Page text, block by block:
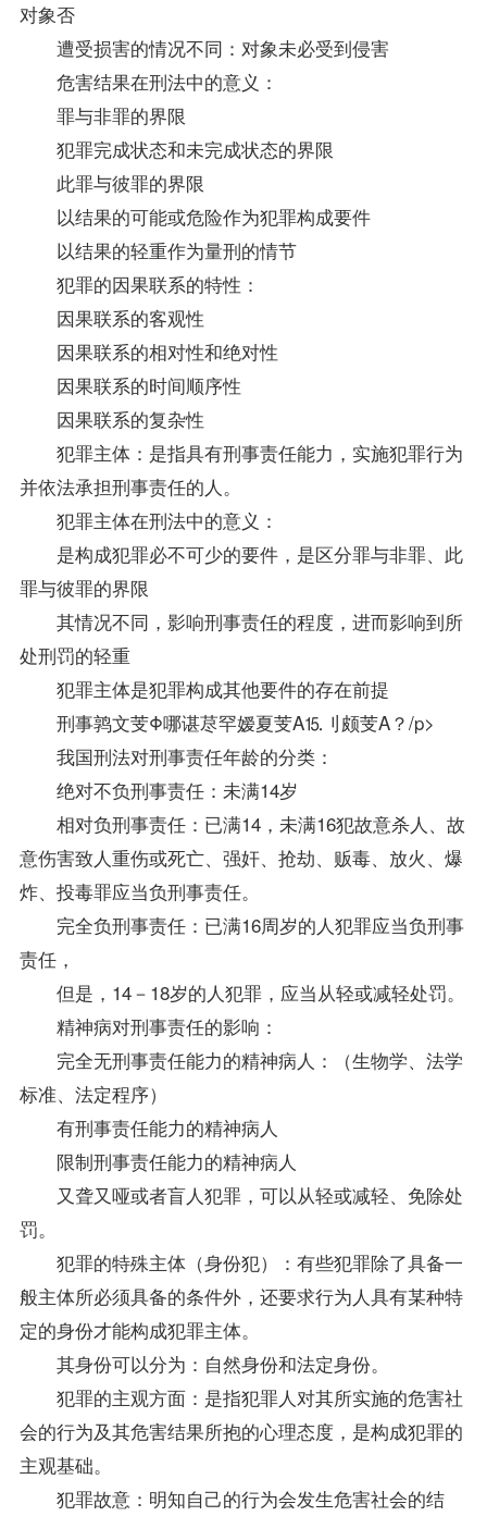
对象否
遭受损害的情况不同：对象未必受到侵害
危害结果在刑法中的意义：
罪与非罪的界限
犯罪完成状态和未完成状态的界限
此罪与彼罪的界限
以结果的可能或危险作为犯罪构成要件
以结果的轻重作为量刑的情节
犯罪的因果联系的特性：
因果联系的客观性
因果联系的相对性和绝对性
因果联系的时间顺序性
因果联系的复杂性
犯罪主体：是指具有刑事责任能力，实施犯罪行为
并依法承担刑事责任的人。
犯罪主体在刑法中的意义：
是构成犯罪必不可少的要件，是区分罪与非罪、此
罪与彼罪的界限
其情况不同，影响刑事责任的程度，进而影响到所
处刑罚的轻重
犯罪主体是犯罪构成其他要件的存在前提
刑事鹑文芰Φ哪谌荩罕嫒夏芰Α⒖刂颇芰Α？/p>
我国刑法对刑事责任年龄的分类：
绝对不负刑事责任：未满14岁
相对负刑事责任：已满14，未满16犯故意杀人、故
意伤害致人重伤或死亡、强奸、抢劫、贩毒、放火、爆
炸、投毒罪应当负刑事责任。
完全负刑事责任：已满16周岁的人犯罪应当负刑事
责任，
但是，14－18岁的人犯罪，应当从轻或减轻处罚。
精神病对刑事责任的影响：
完全无刑事责任能力的精神病人：（生物学、法学
标准、法定程序）
有刑事责任能力的精神病人
限制刑事责任能力的精神病人
又聋又哑或者盲人犯罪，可以从轻或减轻、免除处
罚。
犯罪的特殊主体（身份犯）：有些犯罪除了具备一
般主体所必须具备的条件外，还要求行为人具有某种特
定的身份才能构成犯罪主体。
其身份可以分为：自然身份和法定身份。
犯罪的主观方面：是指犯罪人对其所实施的危害社
会的行为及其危害结果所抱的心理态度，是构成犯罪的
主观基础。
犯罪故意：明知自己的行为会发生危害社会的结